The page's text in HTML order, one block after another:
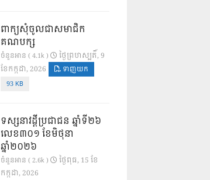
ពាក្យសុំចូលជាសមាជិក
គណបក្ស
ចំនួនអាន ( 4.1k )
ថ្ងៃ​ព្រហស្បតិ៍, 9
ខែ​កក្កដា, 2026
ទាញយក
93 KB
ទស្សនាវដ្ដីប្រជាជន ឆ្នាំទី២៦
លេខ៣០១ ខែមិថុនា
ឆ្នាំ២០២៦
ចំនួនអាន ( 2.6k )
ថ្ងៃ​ពុធ, 15 ខែ​
កក្កដា, 2026